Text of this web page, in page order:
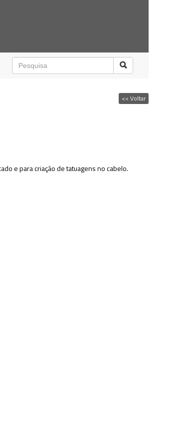
<< Voltar
e para criação de tatuagens no cabelo.